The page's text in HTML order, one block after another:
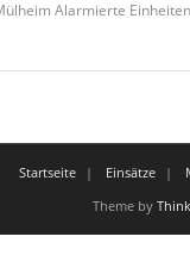
Alarmierte
Startseite Einsätze
Theme by